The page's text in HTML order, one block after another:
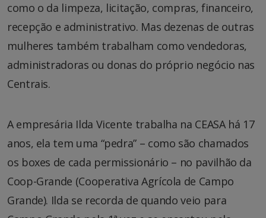
como o da limpeza, licitação, compras, financeiro,
recepção e administrativo. Mas dezenas de outras
mulheres também trabalham como vendedoras,
administradoras ou donas do próprio negócio nas
Centrais.
A empresária Ilda Vicente trabalha na CEASA há 17
anos, ela tem uma “pedra” – como são chamados
os boxes de cada permissionário – no pavilhão da
Coop-Grande (Cooperativa Agrícola de Campo
Grande). Ilda se recorda de quando veio para